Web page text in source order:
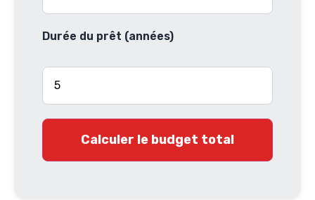
Durée du prêt (années)
Calculer le budget total